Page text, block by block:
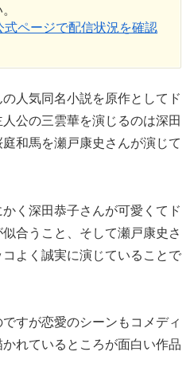
式ページで配信状況を確認
人気同名小説を原作としてド
公の三雲華を演じるのは深田
和馬を瀬戸康史さんが演じて
く深田恭子さんが可愛くてド
合うこと、そして瀬戸康史さ
よく誠実に演じていることで
すが恋愛のシーンもコメディ
れているところが面白い作品